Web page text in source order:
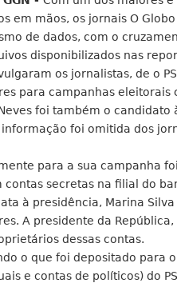
em mãos, os jornais O
de dados, com o
disponibilizados nas
os jornalistas, de o
para campanhas eleitorais
foi também o candidato
foi omitida dos
para a sua campanha
contas secretas na filial do
à presidência, Marina
A presidente da
dessas contas.
o que foi depositado para
e contas de políticos) do